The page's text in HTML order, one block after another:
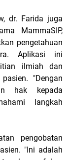
dr. Farida juga
MammaSIP,
pengetahuan
Aplikasi ini
ilmiah dan
"Dengan
hak kepada
langkah
pengobatan
"Ini adalah